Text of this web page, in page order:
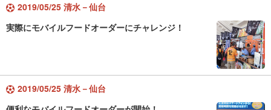
2019/05/25 清水－仙台
実際にモバイルフードオーダーにチャレンジ！
2019/05/25 清水－仙台